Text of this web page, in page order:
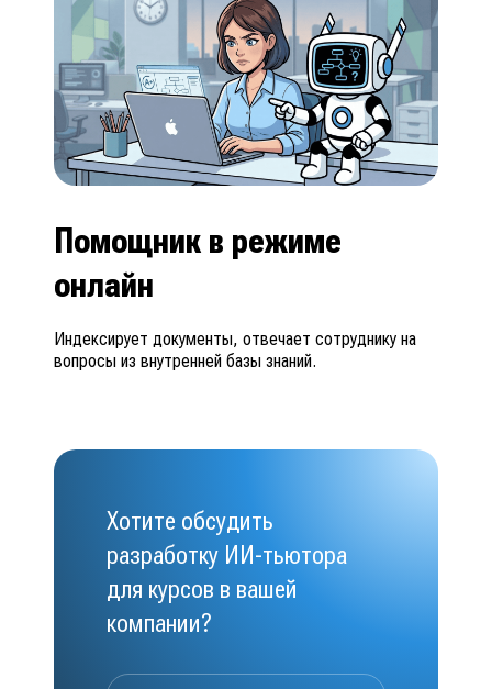
Помощник в режиме
онлайн
Индексирует документы, отвечает сотруднику на
вопросы из внутренней базы знаний.
Хотите обсудить
разработку ИИ-тьютора
для курсов в вашей
компании?